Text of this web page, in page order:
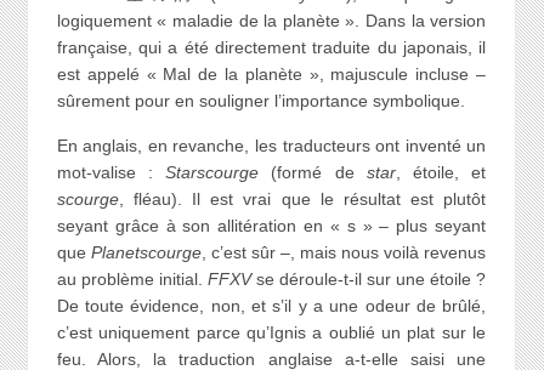
logiquement « maladie de la planète ». Dans la version
française, qui a été directement traduite du japonais, il
est appelé « Mal de la planète », majuscule incluse –
sûrement pour en souligner l’importance symbolique.
En anglais, en revanche, les traducteurs ont inventé un
mot-valise :Starscourge (formé de star, étoile, et
scourge, fléau). Il est vrai que le résultat est plutôt
seyant grâce à son allitération en « s » – plus seyant
que Planetscourge, c’est sûr –, mais nous voilà revenus
au problème initial. FFXVse déroule-t-il sur une étoile ?
De toute évidence, non, et s’il y a une odeur de brûlé,
c’est uniquement parce qu’Ignis a oublié un plat sur le
feu. Alors, la traduction anglaise a-t-elle saisi une